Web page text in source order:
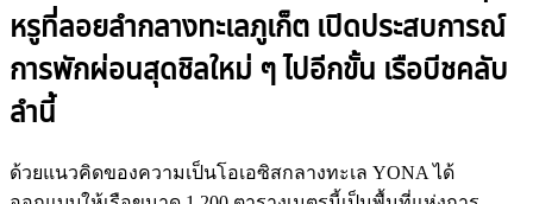
หรูที่ลอยลำกลางทะเลภูเก็ต เปิดประสบการณ์
การพักผ่อนสุดชิลใหม่ ๆ ไปอีกขั้น เรือบีชคลับ
ลำนี้
ด้วยแนวคิดของความเป็นโอเอซิสกลางทะเล YONA ได้